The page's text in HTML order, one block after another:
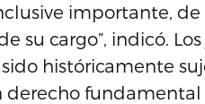
importante, de
cargo”, indicó. Los
históricamente
derecho